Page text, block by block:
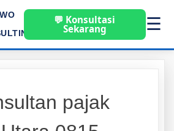
💬 Konsultasi
Sekarang ☰
pajak